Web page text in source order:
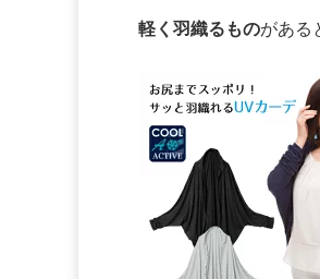
軽く羽織るものがある